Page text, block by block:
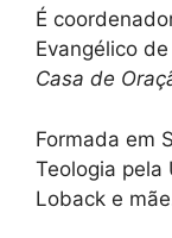
É
Evangélico
Casa de
Formada em
Teologia pela
Loback e